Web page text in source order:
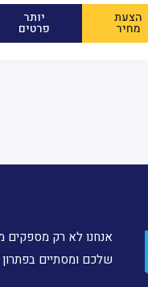
הצעת
מחיר
יותר
פרטים
אנחנו לא רק מספקים
שלכם ומסתיים